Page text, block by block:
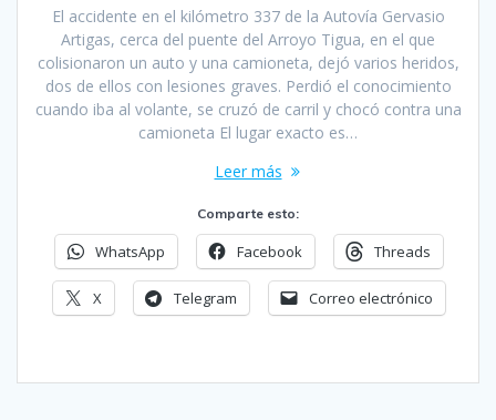
El accidente en el kilómetro 337 de la Autovía Gervasio
Artigas, cerca del puente del Arroyo Tigua, en el que
colisionaron un auto y una camioneta, dejó varios heridos,
dos de ellos con lesiones graves. Perdió el conocimiento
cuando iba al volante, se cruzó de carril y chocó contra una
camioneta El lugar exacto es…
Leer más
Comparte esto:
WhatsApp Facebook Threads
X Telegram Correo electrónico